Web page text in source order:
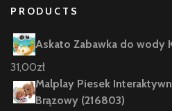
PRODUCTS
Askato Zabawka do wody
31,00zł
Malplay Piesek
Brązowy (216803)